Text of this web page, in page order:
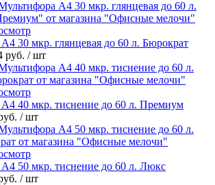
30 мкр. глянцевая до 60 л. Бюрократ
руб. / шт
40 мкр. тиснение до 60 л. Премиум
/ шт
50 мкр. тиснение до 60 л. Люкс
/ шт